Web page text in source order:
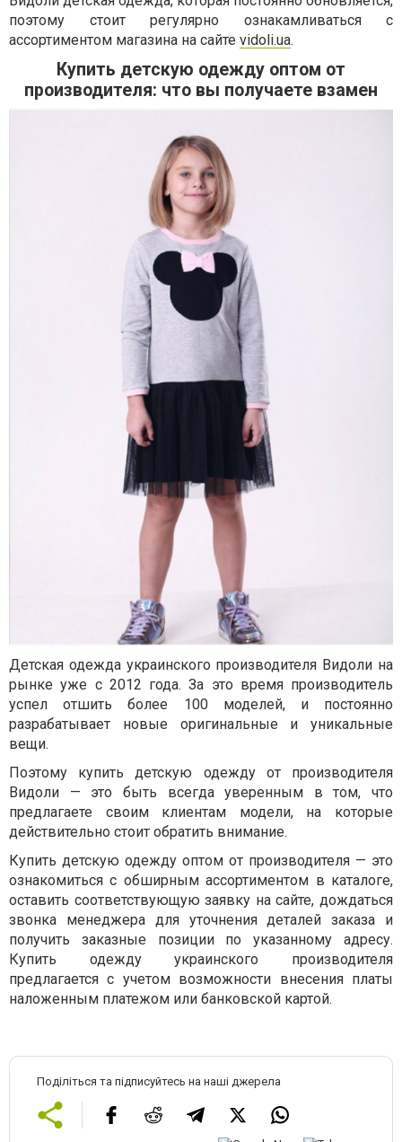
поэтому стоит регулярно ознакамливаться с
ассортиментом магазина на сайте vidoli.ua.
Купить детскую одежду оптом от
производителя: что вы получаете взамен
Детская одежда украинского производителя Видоли на
рынке уже с 2012 года. За это время производитель
успел отшить более 100 моделей, и постоянно
разрабатывает новые оригинальные и уникальные
вещи.
Поэтому купить детскую одежду от производителя
Видоли — это быть всегда уверенным в том, что
предлагаете своим клиентам модели, на которые
действительно стоит обратить внимание.
Купить детскую одежду оптом от производителя — это
ознакомиться с обширным ассортиментом в каталоге,
оставить соответствующую заявку на сайте, дождаться
звонка менеджера для уточнения деталей заказа и
получить заказные позиции по указанному адресу.
Купить одежду украинского производителя
предлагается с учетом возможности внесения платы
наложенным платежом или банковской картой.
Поділіться та підписуйтесь на наші джерела